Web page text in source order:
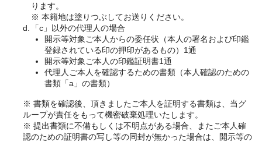
ります。
※ 本籍地は塗りつぶしてお送りください。
d.
「c」以外の代理人の場合
開示等対象ご本人からの委任状（本人の署名および印鑑
登録されている印の押印があるもの）1通
開示等対象ご本人の印鑑証明書1通
代理人ご本人を確認するための書類（本人確認のための
書類「a」の書類）
※ 書類を確認後、頂きましたご本人を証明する書類は、当グ
ループが責任をもって機密破棄処理いたします。
※ 提出書類に不備もしくは不明点がある場合、またご本人確
認のための証明書の写し等の同封が無かった場合は、開示等の